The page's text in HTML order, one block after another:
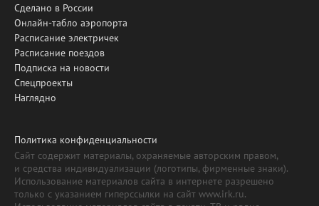
Сделано в России
Онлайн-табло аэропорта
Расписание электричек
Расписание поездов
Подписка на новости
Спецпроекты
Наглядно
Политика конфиденциальности
Сайт содержит материалы, охраняемые авторским правом,
и средства индивидуализации (логотипы, фирменные знаки).
Использование материалов сайта в интернете разрешено
только с указанием гиперссылки на сайт www.irk.ru.